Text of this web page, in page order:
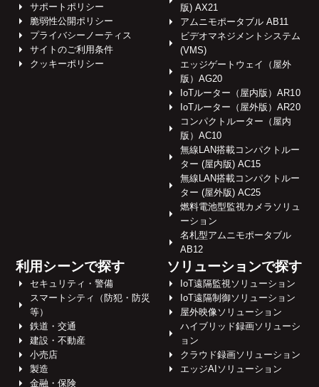
サポートポリシー
脆弱性公開ポリシー
プライバシーノーティス
サイトのご利用条件
クッキーポリシー
版) AX21
アムニモポータブル AB11
ビデオマネジメントシステム
(VMS)
エッジゲートウェイ（屋外
版）AG20
IoTルーター（屋内版）AR10
IoTルーター（屋外版）AR20
コンパクトルーター（屋内
版）AC10
無線LAN搭載コンパクトルー
ター (屋内版) AC15
無線LAN搭載コンパクトルー
ター (屋外版) AC25
燃料電池型監視カメラソリュ
ーション
名札型アムニモポータブル
AB12
利用シーンで探す
セキュリティ・警備
スマートシティ（防犯・防災
等）
鉄道・交通
建設・不動産
小売店
製造
金融・保険
ソリューションで探す
IoT遠隔監視ソリューション
IoT遠隔制御ソリューション
屋外映像ソリューション
ハイブリッド録画ソリューシ
ョン
クラウド録画ソリューション
エッジAIソリューション